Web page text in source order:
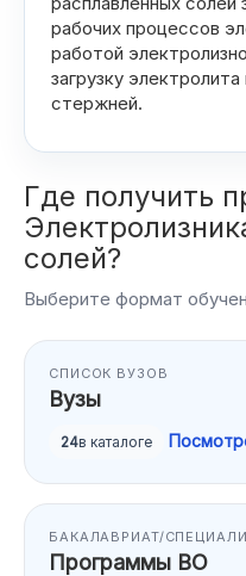
О ЕГЭ
Целевое
Задать вопрос
Поиск
рабочих процессов
работой
загрузку
стержней.
Где получить
солей?
Выберите формат
СПИСОК ВУЗОВ
Вузы
24в каталоге
БАКАЛАВРИАТ/
Программы ВО